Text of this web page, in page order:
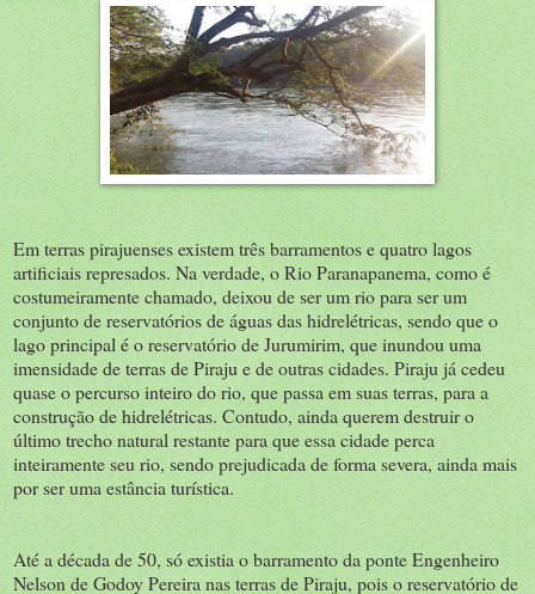
Em terras pirajuenses existem três barramentos e quatro lagos
artificiais represados. Na verdade, o Rio Paranapanema, como é
costumeiramente chamado, deixou de ser um rio para ser um
conjunto de reservatórios de águas das hidrelétricas, sendo que o
lago principal é o reservatório de Jurumirim, que inundou uma
imensidade de terras de Piraju e de outras cidades. Piraju já cedeu
quase o percurso inteiro do rio, que passa em suas terras, para a
construção de hidrelétricas. Contudo, ainda querem destruir o
último trecho natural restante para que essa cidade perca
inteiramente seu rio, sendo prejudicada de forma severa, ainda mais
por ser uma estância turística.
Até a década de 50, só existia o barramento da ponte Engenheiro
Nelson de Godoy Pereira nas terras de Piraju, pois o reservatório de